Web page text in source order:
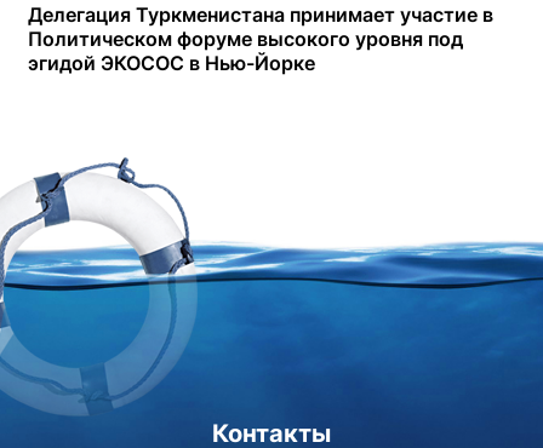
Делегация Туркменистана принимает участие в
Политическом форуме высокого уровня под
эгидой ЭКОСОС в Нью-Йорке
Контакты